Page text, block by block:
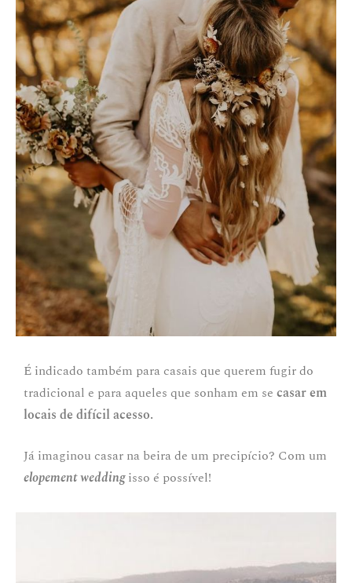
É indicado também para casais que querem fugir do
tradicional e para aqueles que sonham em se casar em
locais de difícil acesso.
Já imaginou casar na beira de um precipício? Com um
elopement weddingisso é possível!